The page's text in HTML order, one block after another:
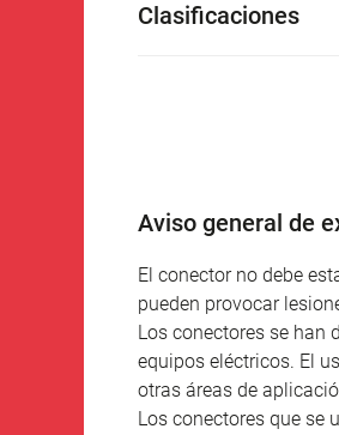
Clasificaciones
Aviso general de
El conector no debe
pueden provocar
Los conectores se han
equipos eléctricos. El
otras áreas de
Los conectores que